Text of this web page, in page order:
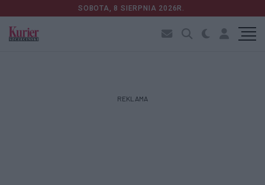
SOBOTA, 8 SIERPNIA 2026R.
REKLAMA